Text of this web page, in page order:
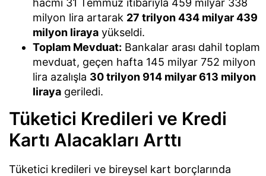
hacmi 31 Temmuz itibarıyla 459 milyar 338
milyon lira artarak 27 trilyon 434 milyar 439
milyon liraya yükseldi.
Toplam Mevduat: Bankalar arası dahil toplam
mevduat, geçen hafta 145 milyar 752 milyon
lira azalışla 30 trilyon 914 milyar 613 milyon
liraya geriledi.
Tüketici Kredileri ve Kredi
Kartı Alacakları Arttı
Tüketici kredileri ve bireysel kart borçlarında